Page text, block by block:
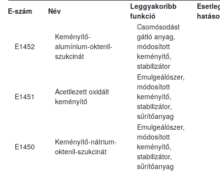
E-szám Név
Leggyakoribb
funkció
E1452
Keményítő-
alumínium-oktenil-
szukcinát
Csomósodást
gátló anyag,
módosított
keményítő,
stabilizátor
E1451
Acetilezett oxidált
keményítő
Emulgeálószer,
módosított
keményítő,
stabilizátor,
sűrítőanyag
E1450
Keményítő-nátrium-
oktenil-szukcinát
Emulgeálószer,
módosított
keményítő,
stabilizátor,
sűrítőanyag